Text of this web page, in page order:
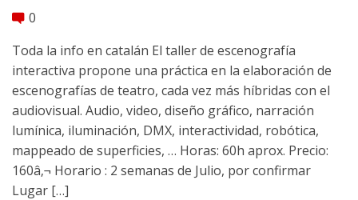
comment 0
Toda la info en catalán El taller de escenografí­a
interactiva propone una práctica en la elaboración de
escenografí­as de teatro, cada vez más hí­bridas con el
audiovisual. Audio, video, diseño gráfico, narración
lumí­nica, iluminación, DMX, interactividad, robótica,
mappeado de superficies, … Horas: 60h aprox. Precio:
160â‚¬ Horario : 2 semanas de Julio, por confirmar
Lugar […]